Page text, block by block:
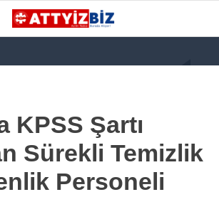
KPSS Şartı
Sürekli Temizlik
Personeli